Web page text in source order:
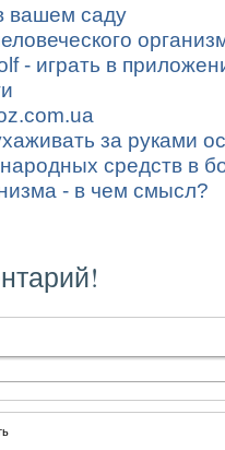
вашем саду
- играть в
за руками
средств в
- в чем смысл?